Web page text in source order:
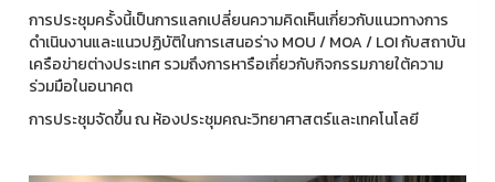
การประชุมครั้งนี้เป็นการแลกเปลี่ยนความคิดเห็นเกี่ยวกับแนวทางการ
ดำเนินงานและแนวปฏิบัติในการเสนอร่าง MOU / MOA / LOI กับสถาบัน
เครือข่ายต่างประเทศ รวมถึงการหารือเกี่ยวกับกิจกรรมภายใต้ความ
ร่วมมือในอนาคต
การประชุมจัดขึ้น ณ ห้องประชุมคณะวิทยาศาสตร์และเทคโนโลยี